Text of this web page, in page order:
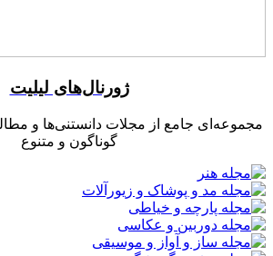
ژورنال‌های لیلیت
مجموعه‌ای جامع از مجلات دانستنی‌ها و
گوناگون و متنوع